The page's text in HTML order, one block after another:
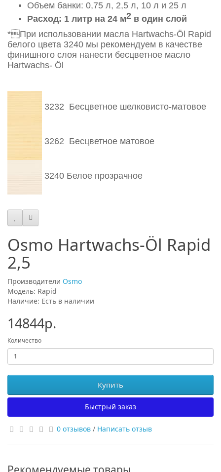
Объем банки: 0,75 л, 2,5 л, 10 л и 25 л
Расход: 1 литр на 24 м2 в один слой
*При использовании масла Hartwachs-Öl Rapid
белого цвета 3240 мы рекомендуем в качестве
финишного слоя нанести бесцветное масло
Hartwachs- Öl
3232 Бесцветное шелковисто-матовое
3262 Бесцветное матовое
3240 Белое прозрачное
Osmo Hartwachs-Öl Rapid
2,5
Производители Osmo
Модель: Rapid
Наличие: Есть в наличии
14844р.
Количество
Купить
Быстрый заказ
0 отзывов / Написать отзыв